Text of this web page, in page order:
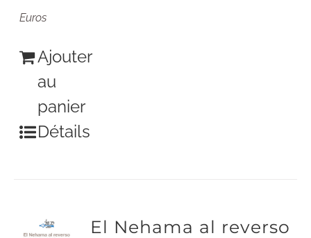
Euros
Ajouter
au
panier
Détails
El Nehama al reverso